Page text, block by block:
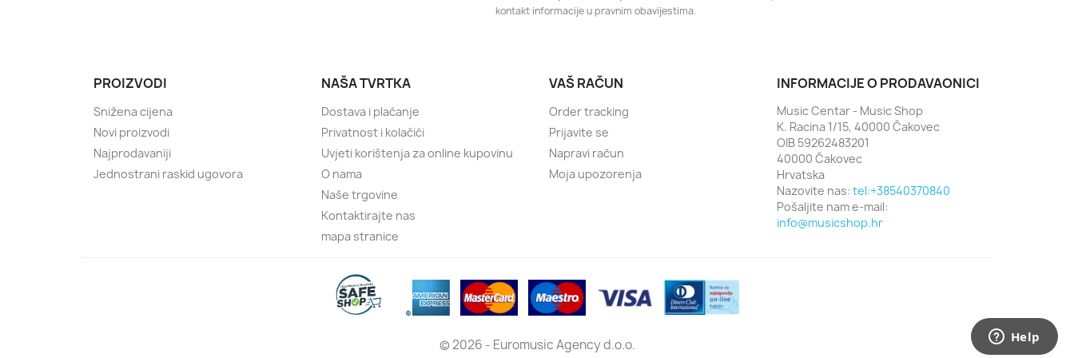
kontakt informacije u pravnim obavijestima.
PROIZVODI
Snižena cijena
Novi proizvodi
Najprodavaniji
Jednostrani raskid ugovora
NAŠA TVRTKA
Dostava i plaćanje
Privatnost i kolačići
Uvjeti korištenja za online kupovinu
O nama
Naše trgovine
Kontaktirajte nas
mapa stranice
VAŠ RAČUN
Order tracking
Prijavite se
Napravi račun
Moja upozorenja
INFORMACIJE O PRODAVAONICI
Music Centar - Music Shop
K. Racina 1/15, 40000 Čakovec
OIB 59262483201
40000 Čakovec
Hrvatska
Nazovite nas: tel:+38540370840
Pošaljite nam e-mail:
info@musicshop.hr
© 2026 - Euromusic Agency d.o.o.